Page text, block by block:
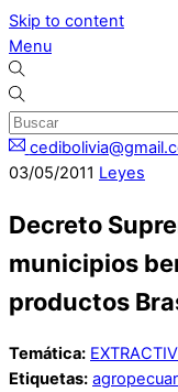
Skip to content
Menu
03/05/2011 Leyes
Decreto
municipios
productos
Temática:
Etiquetas: